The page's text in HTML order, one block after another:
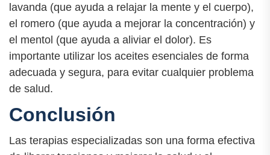
lavanda (que ayuda a relajar la mente y el cuerpo),
el romero (que ayuda a mejorar la concentración) y
el mentol (que ayuda a aliviar el dolor). Es
importante utilizar los aceites esenciales de forma
adecuada y segura, para evitar cualquier problema
de salud.
Conclusión
Las terapias especializadas son una forma efectiva